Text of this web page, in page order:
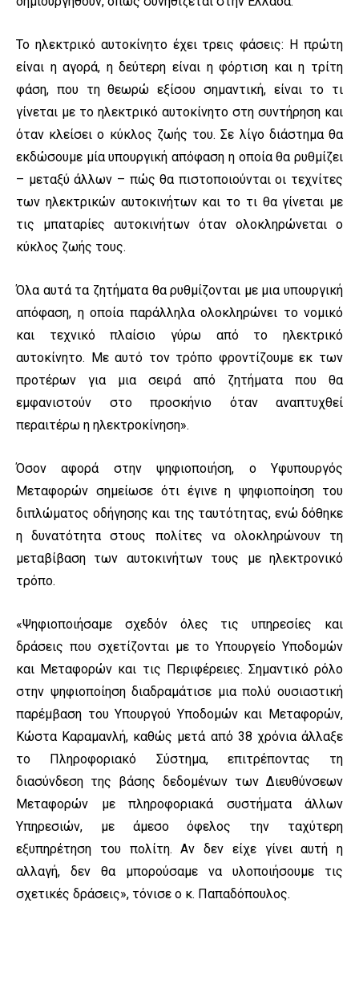
Το ηλεκτρικό αυτοκίνητο έχει τρεις φάσεις: Η πρώτη
είναι η αγορά, η δεύτερη είναι η φόρτιση και η τρίτη
φάση, που τη θεωρώ εξίσου σημαντική, είναι το τι
γίνεται με το ηλεκτρικό αυτοκίνητο στη συντήρηση και
όταν κλείσει ο κύκλος ζωής του. Σε λίγο διάστημα θα
εκδώσουμε μία υπουργική απόφαση η οποία θα ρυθμίζει
– μεταξύ άλλων – πώς θα πιστοποιούνται οι τεχνίτες
των ηλεκτρικών αυτοκινήτων και το τι θα γίνεται με
τις μπαταρίες αυτοκινήτων όταν ολοκληρώνεται ο
κύκλος ζωής τους.
Όλα αυτά τα ζητήματα θα ρυθμίζονται με μια υπουργική
απόφαση, η οποία παράλληλα ολοκληρώνει το νομικό
και τεχνικό πλαίσιο γύρω από το ηλεκτρικό
αυτοκίνητο. Με αυτό τον τρόπο φροντίζουμε εκ των
προτέρων για μια σειρά από ζητήματα που θα
εμφανιστούν στο προσκήνιο όταν αναπτυχθεί
περαιτέρω η ηλεκτροκίνηση».
Όσον αφορά στην ψηφιοποιήση, ο Υφυπουργός
Μεταφορών σημείωσε ότι έγινε η ψηφιοποίηση του
διπλώματος οδήγησης και της ταυτότητας, ενώ δόθηκε
η δυνατότητα στους πολίτες να ολοκληρώνουν τη
μεταβίβαση των αυτοκινήτων τους με ηλεκτρονικό
τρόπο.
«Ψηφιοποιήσαμε σχεδόν όλες τις υπηρεσίες και
δράσεις που σχετίζονται με το Υπουργείο Υποδομών
και Μεταφορών και τις Περιφέρειες. Σημαντικό ρόλο
στην ψηφιοποίηση διαδραμάτισε μια πολύ ουσιαστική
παρέμβαση του Υπουργού Υποδομών και Μεταφορών,
Κώστα Καραμανλή, καθώς μετά από 38 χρόνια άλλαξε
το Πληροφοριακό Σύστημα, επιτρέποντας τη
διασύνδεση της βάσης δεδομένων των Διευθύνσεων
Μεταφορών με πληροφοριακά συστήματα άλλων
Υπηρεσιών, με άμεσο όφελος την ταχύτερη
εξυπηρέτηση του πολίτη. Αν δεν είχε γίνει αυτή η
αλλαγή, δεν θα μπορούσαμε να υλοποιήσουμε τις
σχετικές δράσεις», τόνισε ο κ. Παπαδόπουλος.